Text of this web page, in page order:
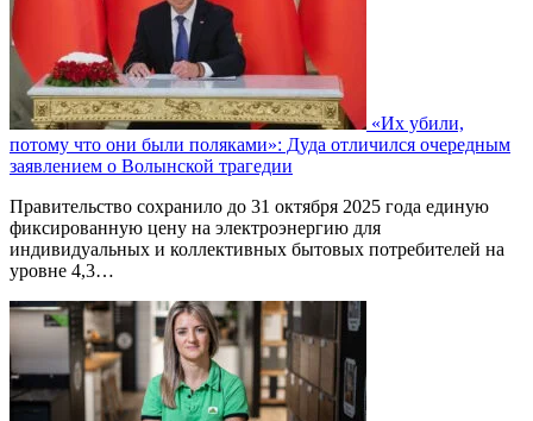
«Их убили,
потому что они были поляками»: Дуда отличился очередным
заявлением о Волынской трагедии
Правительство сохранило до 31 октября 2025 года единую
фиксированную цену на электроэнергию для
индивидуальных и коллективных бытовых потребителей на
уровне 4,3…